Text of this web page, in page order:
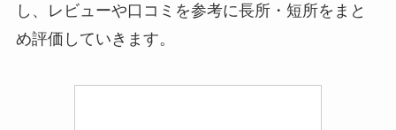
し、レビューや口コミを参考に長所・短所をまと
め評価していきます。